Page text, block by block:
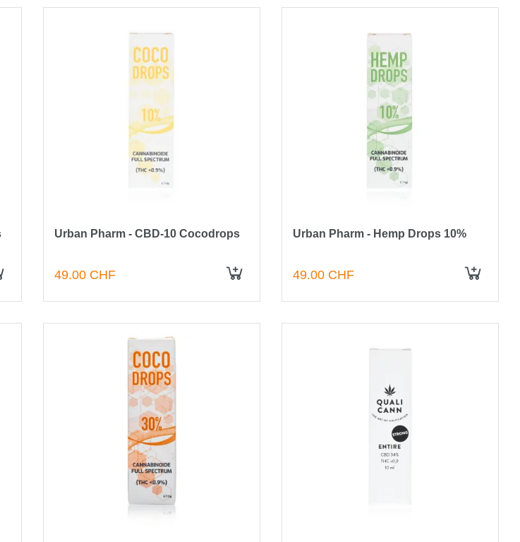
Urban Pharm - CBD-10 Cocodrops
49.00 CHF
Urban Pharm - Hemp Drops 10%
49.00 CHF